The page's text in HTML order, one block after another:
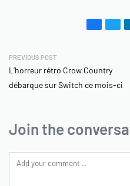
PREVIOUS POST
L’horreur rétro Crow Country
débarque sur Switch ce mois-ci
Join the